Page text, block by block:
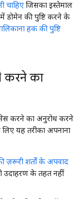
चाहिए जिसका इस्तेमाल
डोमेन की पुष्टि करने के
हक की पुष्टि
करने का
करने का अनुरोध करने
यह तरीका अपनाना
ज़रूरी शर्तों के अपवाद
उदाहरण के तहत नहीं